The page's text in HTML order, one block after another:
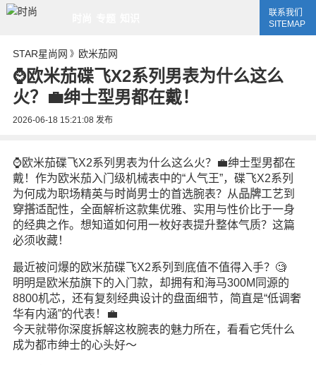
联系我们
SITEMAP
STAR星尚网 》 欧米茄网
⌚欧米茄碟飞X2系列男表为什么这么
火？💼绅士型男都在戴！
2026-06-18 15:21:08发布
⌚欧米茄碟飞X2系列男表为什么这么火？💼绅士型男都在
戴！作为欧米茄入门级机械表中的“人气王”，碟飞X2系列
为何成为职场精英与 时尚男士的首选腕表？从品牌工艺到
穿搭适配性，全面解析这款集优雅、实用与性价比于一身
的经典之作。想知道如何用一枚好表提升整体气质？这篇
必须收藏！
最近被问爆的欧米茄碟飞X2系列到底值不值得入手？🧐
明明是欧米茄旗下的入门款，却拥有和海马300M同源的
8800机芯，还有复刻经典设计的盘面细节，简直是“低调奢
华有内涵”的代表！💼
今天就带你深度拆解这枚腕表的魅力所在，看看它凭什么
成为都市绅士的心头好～